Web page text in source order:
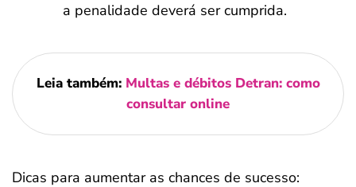
a penalidade deverá ser cumprida.
Leia também: Multas e débitos Detran: como
consultar online
Dicas para aumentar as chances de sucesso: